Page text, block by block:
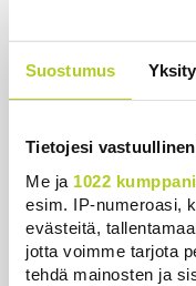
Suostumus
Tietojesi
Me ja 1022
esim. IP-numeroasi,
evästeitä,
jotta voimme tarjota
tehdä mainosten ja
Keskustan Siika-
hänestä on Ylen
hintaa”
Uutiset | 6.8.2026 11:56